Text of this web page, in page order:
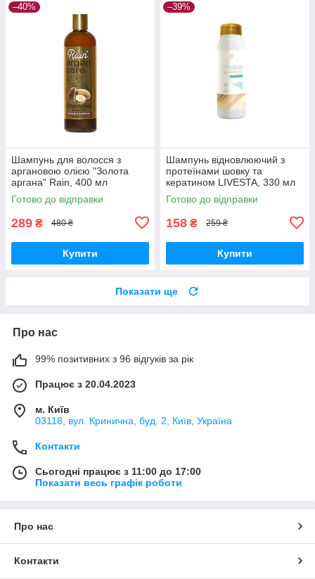
–40%
Шампунь для волосся з
аргановою олією "Золота
аргана" Rain, 400 мл
Готово до відправки
289 ₴ 480 ₴
Купити
–39%
Шампунь відновлюючий з
протеїнами шовку та
кератином LIVESTA, 330 мл
Готово до відправки
158 ₴ 259 ₴
Купити
Показати ще
Про нас
99% позитивних з 96 відгуків за рік
Працює з 20.04.2023
м. Київ
03118, вул. Кринична, буд. 2, Київ, Україна
Контакти
Сьогодні працює з 11:00 до 17:00
Показати весь графік роботи
Про нас
Контакти